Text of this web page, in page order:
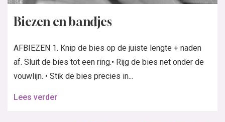
Biezen en bandjes
AFBIEZEN 1. Knip de bies op de juiste lengte + naden
af. Sluit de bies tot een ring.• Rijg de bies net onder de
vouwlijn. • Stik de bies precies in...
Lees verder